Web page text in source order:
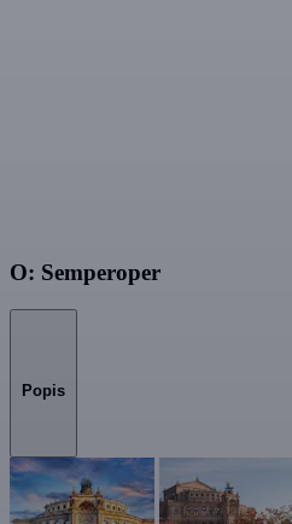
O: Semperoper
Popis